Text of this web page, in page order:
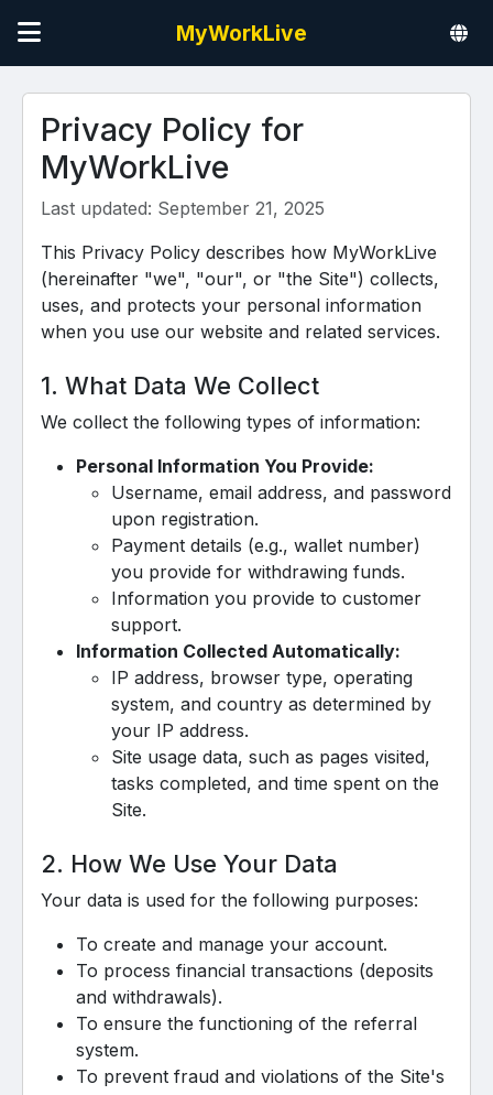
MyWorkLive
Privacy Policy for
MyWorkLive
Last updated: September 21, 2025
This Privacy Policy describes how MyWorkLive
(hereinafter "we", "our", or "the Site") collects,
uses, and protects your personal information
when you use our website and related services.
1. What Data We Collect
We collect the following types of information:
Personal Information You Provide:
Username, email address, and password
upon registration.
Payment details (e.g., wallet number)
you provide for withdrawing funds.
Information you provide to customer
support.
Information Collected Automatically:
IP address, browser type, operating
system, and country as determined by
your IP address.
Site usage data, such as pages visited,
tasks completed, and time spent on the
Site.
2. How We Use Your Data
Your data is used for the following purposes:
To create and manage your account.
To process financial transactions (deposits
and withdrawals).
To ensure the functioning of the referral
system.
To prevent fraud and violations of the Site's